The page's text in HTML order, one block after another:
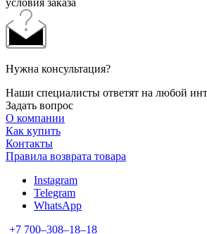
Нужна консультация?
Наши специалисты ответят на любой
Задать вопрос
О компании
Как купить
Контакты
Правила возврата товара
Instagram
Telegram
WhatsApp
+7 700‒308‒18‒18